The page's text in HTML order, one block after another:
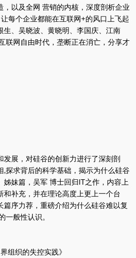
，以及全网 营销的内核，深度剖析企业
每个企业都能在互联网+的风口上飞起
生、吴晓波、黄晓明、李国庆、江南
联网自由时代，垄断正在消亡，分享才
发展，对硅谷的创新力进行了深刻剖
,探求背后的科学基础，揭示为什么硅谷
姊妹篇，吴军 博士回归IT之作，内容上
和补充，并在理论高度上更上一个台
篇序力荐，重磅介绍为什么硅谷难以复
一般性认识。
组织的失控实践》